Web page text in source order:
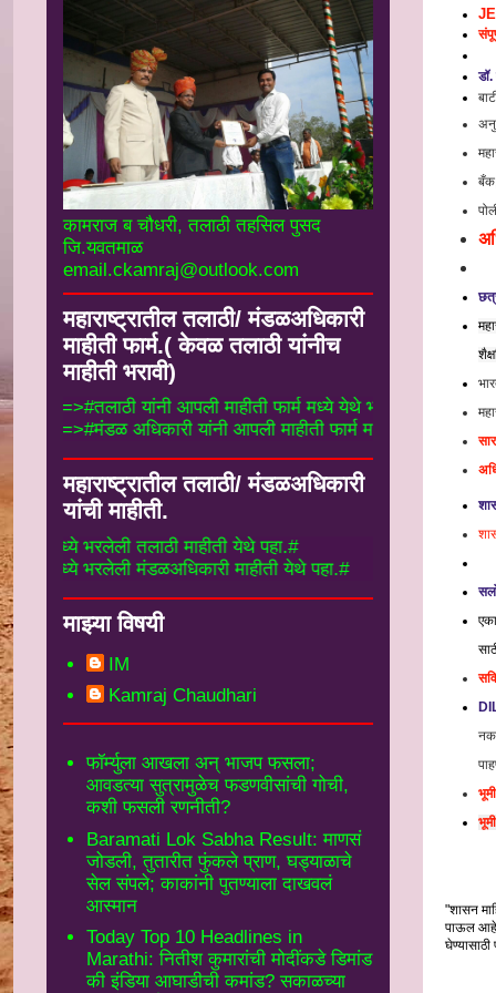
"शासन
पाऊल आहे.
कामराज ब चौधरी, तलाठी तहसिल पुसद
जि.यवतमाळ
email.ckamraj@outlook.com
महाराष्ट्रातील तलाठी/ मंडळअधिकारी
माहीती फार्म.( केवळ तलाठी यांनीच
माहीती भरावी)
==>#तलाठी यांनी आपली माहीती फार्म मध्ये येथे भरा.#
==>#मंडळ अधिकारी यांनी आपली माहीती फार्म मध्ये
महाराष्ट्रातील तलाठी/ मंडळअधिकारी
यांची माहीती.
तलाठी माहीती येथे पहा.#
मंडळअधिकारी माहीती येथे पहा.#
माझ्या विषयी
IM
Kamraj Chaudhari
फॉर्म्युला आखला अन् भाजप फसला;
आवडत्या सुत्रामुळेच फडणवीसांची गोची,
कशी फसली रणनीती?
Baramati Lok Sabha Result: माणसं
जोडली, तुतारीत फुंकले प्राण, घड्याळाचे
सेल संपले; काकांनी पुतण्याला दाखवलं
आस्मान
Today Top 10 Headlines in
Marathi: नितीश कुमारांची मोदींकडे डिमांड
की इंडिया आघाडीची कमांड? सकाळच्या